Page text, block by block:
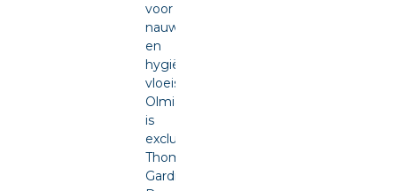
voor
nauwkeurige
en
hygiënische
vloeistofdosering.
Olmia
is
exclusief
Thomas
Gardner